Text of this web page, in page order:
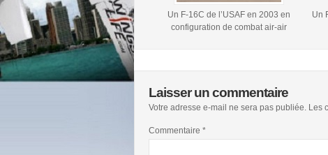
Un F-16C de l’USAF en 2003 en
configuration de combat air-air
Un
Laisser un commentaire
Votre adresse e-mail ne sera pas publiée. Les
Commentaire *